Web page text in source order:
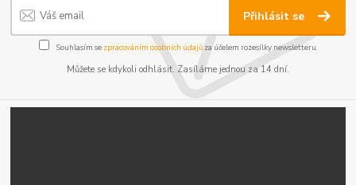
Přihlásit se
Souhlasím se zpracováním osobních údajůza účelem rozesílky newsletteru.
Můžete se kdykoli odhlásit. Zasíláme jednou za 14 dní.